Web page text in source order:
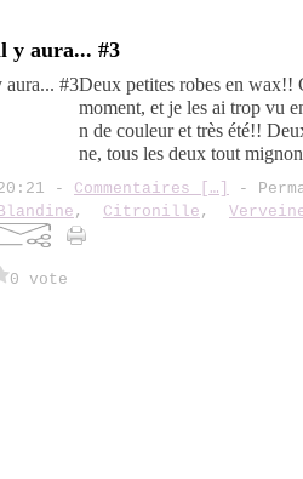
y aura... #3
Deux petites robes en wax!!
moment, et je les ai trop vu
n de couleur et très été!!
ne, tous les deux tout
- Commentaires [ … -
, Citronille ,
0 vote